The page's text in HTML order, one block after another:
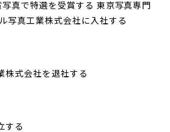
写真で特選を受賞する 東京写真専門
写真工業株式会社に入社する
株式会社を退社する
する